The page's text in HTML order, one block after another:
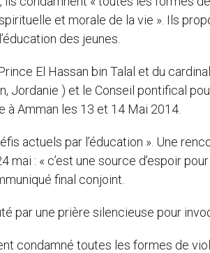
et morale de la vie ». Ils
des jeunes.
El Hassan bin Talal et du
Jordanie ) et le Conseil pontifical
Amman les 13 et 14 Mai 2014.
actuels par l’éducation ». Une
mai : « c’est une source d’espoir
final conjoint.
par une prière silencieuse pour
condamné toutes les formes de